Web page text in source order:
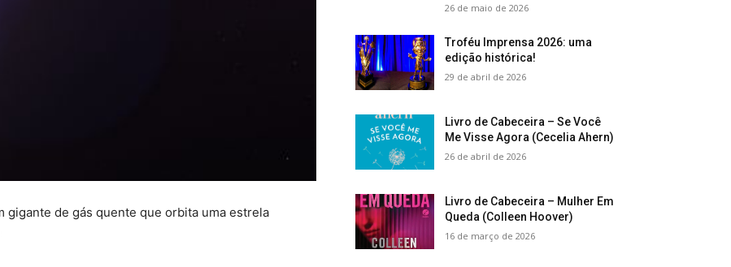
gigante de gás quente que orbita uma estrela
26 de maio de 2026
Troféu Imprensa 2026: uma
edição histórica!
29 de abril de 2026
Livro de Cabeceira – Se Você
Me Visse Agora (Cecelia Ahern)
26 de abril de 2026
Livro de Cabeceira – Mulher Em
Queda (Colleen Hoover)
16 de março de 2026